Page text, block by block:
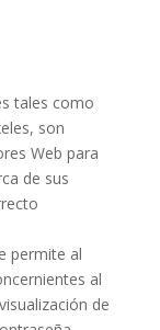
tales como
son
Web para
de sus
permite al
al
de